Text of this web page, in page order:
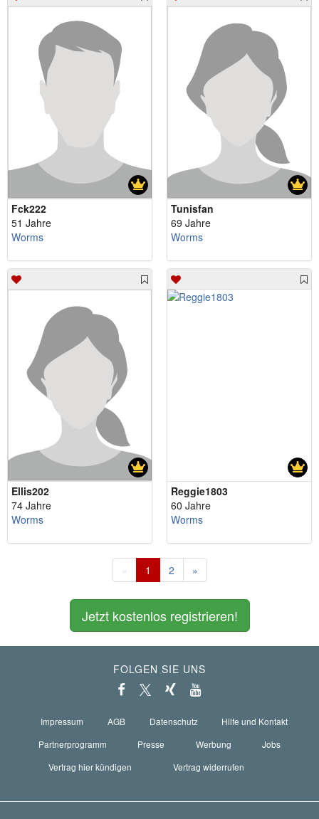
Fck222
51 Jahre
Worms
Tunisfan
69 Jahre
Worms
Ellis202
74 Jahre
Worms
Reggie1803
60 Jahre
Worms
« 1 2 »
Jetzt kostenlos registrieren!
FOLGEN SIE UNS
Impressum AGB Datenschutz
Hilfe und Kontakt
Partnerprogramm
Presse Werbung
Jobs
Vertrag hier kündigen
Vertrag widerrufen